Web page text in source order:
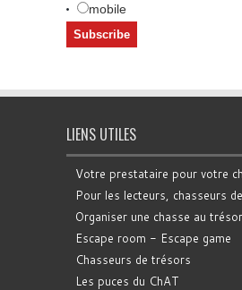
mobile
LIENS UTILES
Votre prestataire pour votre
Pour les lecteurs, chasseurs
Organiser une chasse au trésor
Escape room - Escape game
Chasseurs de trésors
Les puces du ChAT